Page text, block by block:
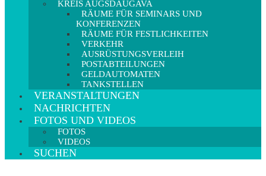
KREIS AUGSDAUGAVA
RÄUME FÜR SEMINARS UND
KONFERENZEN
RÄUME FÜR FESTLICHKEITEN
VERKEHR
AUSRÜSTUNGSVERLEIH
POSTABTEILUNGEN
GELDAUTOMATEN
TANKSTELLEN
VERANSTALTUNGEN
NACHRICHTEN
FOTOS UND VIDEOS
FOTOS
VIDEOS
SUCHEN